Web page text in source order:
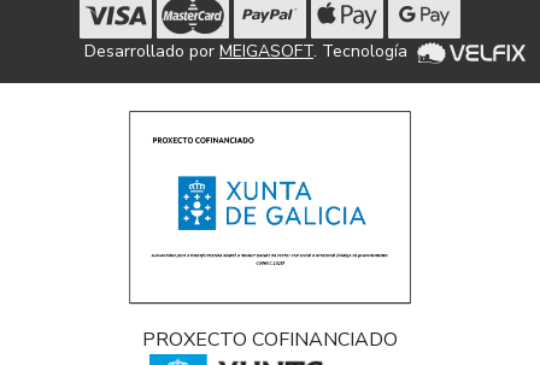
Desarrollado por MEIGASOFT. Tecnología
PROXECTO COFINANCIADO